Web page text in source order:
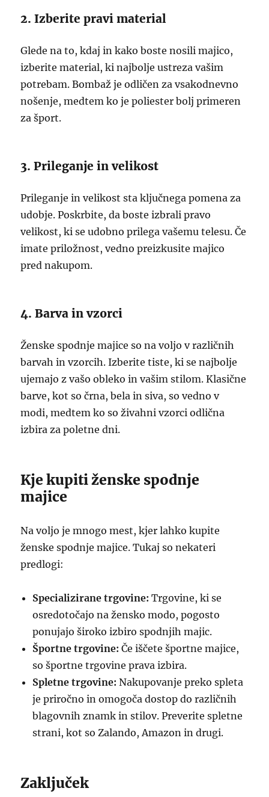
2. Izberite pravi material
Glede na to, kdaj in kako boste nosili majico,
izberite material, ki najbolje ustreza vašim
potrebam. Bombaž je odličen za vsakodnevno
nošenje, medtem ko je poliester bolj primeren
za šport.
3. Prileganje in velikost
Prileganje in velikost sta ključnega pomena za
udobje. Poskrbite, da boste izbrali pravo
velikost, ki se udobno prilega vašemu telesu. Če
imate priložnost, vedno preizkusite majico
pred nakupom.
4. Barva in vzorci
Ženske spodnje majice so na voljo v različnih
barvah in vzorcih. Izberite tiste, ki se najbolje
ujemajo z vašo obleko in vašim stilom. Klasične
barve, kot so črna, bela in siva, so vedno v
modi, medtem ko so živahni vzorci odlična
izbira za poletne dni.
Kje kupiti ženske spodnje
majice
Na voljo je mnogo mest, kjer lahko kupite
ženske spodnje majice. Tukaj so nekateri
predlogi:
Specializirane trgovine: Trgovine, ki se
osredotočajo na žensko modo, pogosto
ponujajo široko izbiro spodnjih majic.
Športne trgovine: Če iščete športne majice,
so športne trgovine prava izbira.
Spletne trgovine: Nakupovanje preko spleta
je priročno in omogoča dostop do različnih
blagovnih znamk in stilov. Preverite spletne
strani, kot so Zalando, Amazon in drugi.
Zaključek